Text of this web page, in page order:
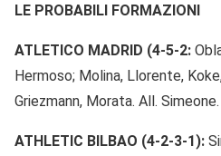
LE PROBABILI FORMAZIONI
ATLETICO MADRID (4-5-2:
Hermoso; Molina, Llorente,
Griezmann, Morata. All. Simeone.
ATHLETIC BILBAO (4-2-3-1):